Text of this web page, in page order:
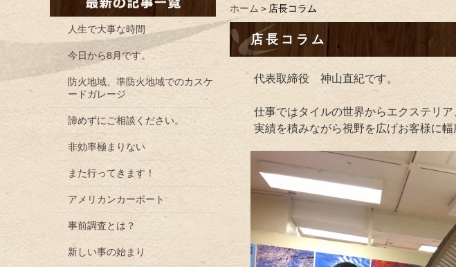
ホーム ＞店長コラム
店長コラム
代表取締役 神山直紀です。
仕事ではタイルの世界からエクステリ
実績を積みながら視野を広げお客様に
人生で大事な時間
今日から8月です。
防火地域、準防火地域でのカスケ
ードガレージ
諦めずにご相談ください。
非効率極まりない
また行ってきます！
アメリカンカーポート
事前調査とは？
新しい事の始まり